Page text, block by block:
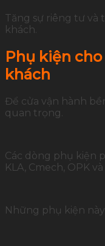
Tăng sự riêng tư và
khách.
Phụ kiện
khách
Để cửa vận hành
quan trọng.
Các dòng phụ kiện
KLA, Cmech, OPK và
Những phụ kiện